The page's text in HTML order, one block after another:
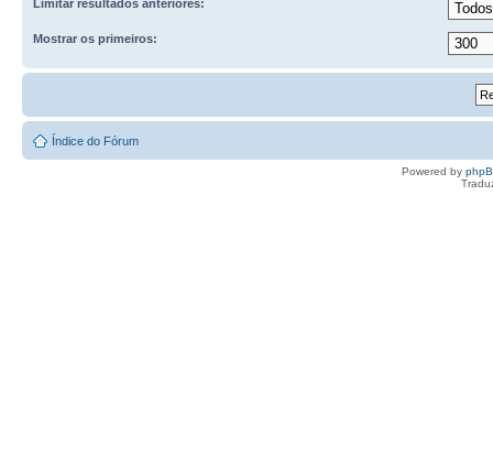
Limitar resultados anteriores:
Mostrar os primeiros:
Índice do Fórum
Powered by